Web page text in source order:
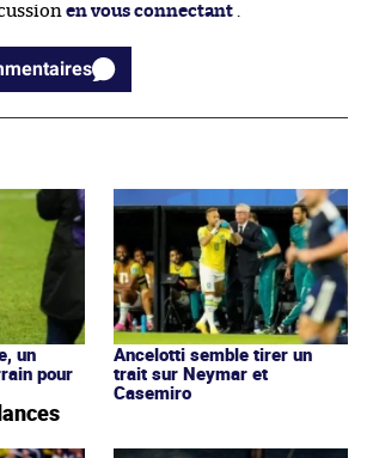
en vous connectant
332 commentaires
un
pour
Ancelotti semble tirer un
trait sur Neymar et
Casemiro